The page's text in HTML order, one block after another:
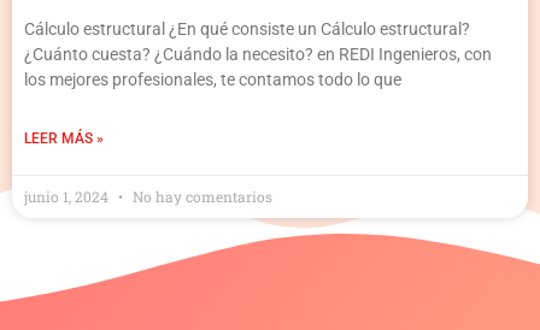
Cálculo estructural ¿En qué consiste un Cálculo estructural?
¿Cuánto cuesta? ¿Cuándo la necesito? en REDI Ingenieros, con
los mejores profesionales, te contamos todo lo que
LEER MÁS »
junio 1, 2024 No hay comentarios